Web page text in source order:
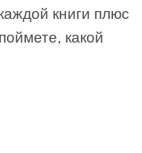
книги плюс
какой